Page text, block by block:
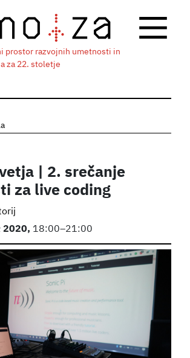
prostor razvojnih umetnosti in
za 22. stoletje
| 2. srečanje
za live coding
2020, 18:00–21:00